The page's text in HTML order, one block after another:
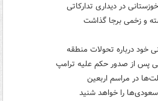
در دیداری تدارکاتی
و زخمی برجا گذاشت
خود درباره تحولات منطقه
پس از صدور حکم علیه ترامپ
در مراسم اربعین
را خواهد شنید